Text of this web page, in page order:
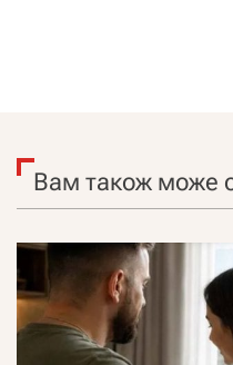
Вам також може